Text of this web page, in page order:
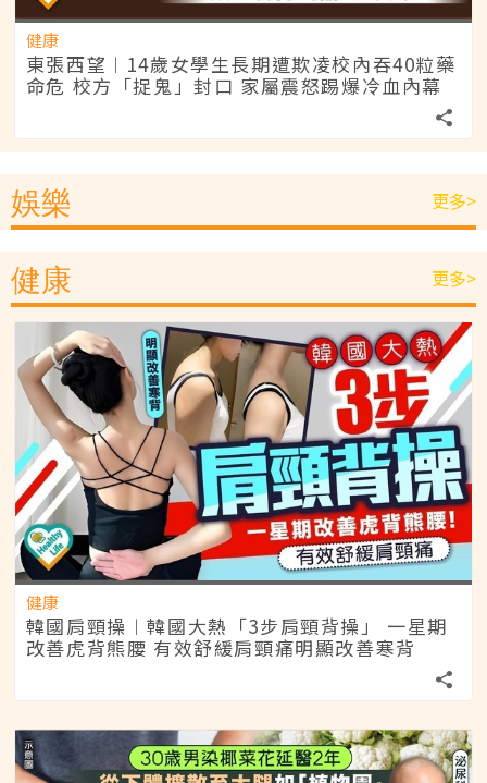
健康
東張西望︱14歲女學生長期遭欺凌校內吞40粒藥
命危 校方「捉鬼」封口 家屬震怒踢爆冷血內幕
娛樂 更多>
健康 更多>
健康
韓國肩頸操︱韓國大熱「3步肩頸背操」 一星期
改善虎背熊腰 有效舒緩肩頸痛明顯改善寒背